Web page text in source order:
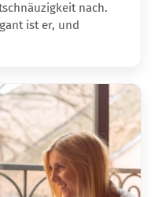
nach.
ist er, und